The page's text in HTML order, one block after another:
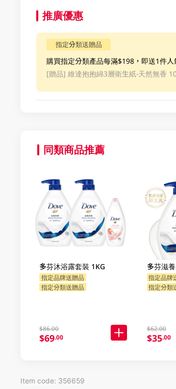
推廣優惠
指定分類送贈品
購買指定分類產品每滿$198，即送1件
[贈品] 維達抱抱綿3層衛生紙-天然無香
同類商品推薦
多芬沐浴露套裝 1KG
指定品牌送贈品
指定分類送贈品
$86.00
$69.00
多芬滋
指定品牌
指定分類
$62.00
$35.00
Item code: 356659